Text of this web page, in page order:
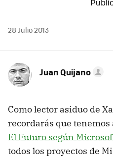
28 Julio 2013
Juan Quijano
Como lector asiduo de
recordarás que
El Futuro según
todos los proyectos de